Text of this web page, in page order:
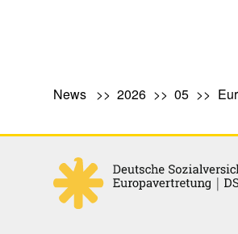
News 2026 05